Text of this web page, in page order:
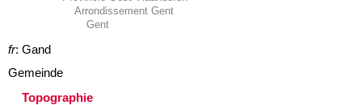
Arrondissement Gent
Gent
fr: Gand
Gemeinde
Topographie